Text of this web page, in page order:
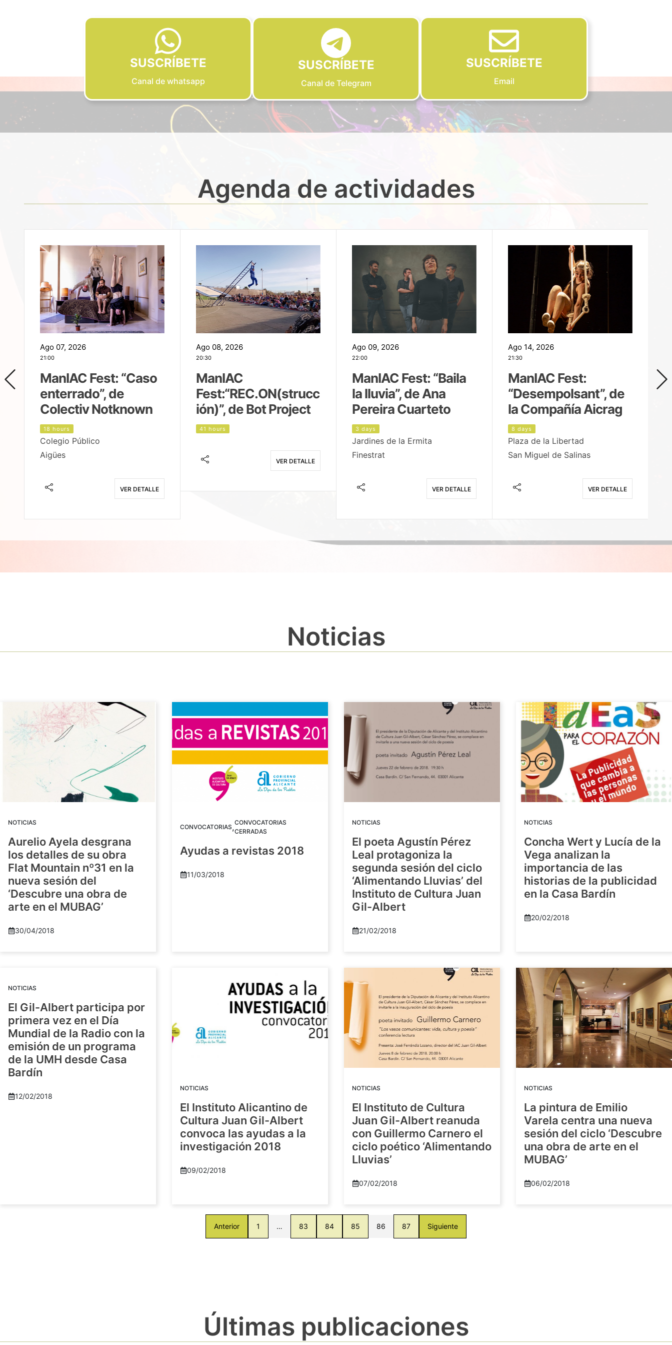
SUSCRÍBETE
Canal de whatsapp
SUSCRÍBETE
Canal de Telegram
SUSCRÍBETE
Email
Agenda de actividades
Ago 07, 2026
21:00
ManIAC Fest: “Caso
enterrado”, de
Colectiv Notknown
18 hours
Colegio Público
Aigües
VER DETALLE
Ago 08, 2026
20:30
ManIAC
Fest:“REC.ON(strucc
ión)”, de Bot Project
41 hours
VER DETALLE
Ago 09, 2026
22:00
ManIAC Fest: “Baila
la lluvia”, de Ana
Pereira Cuarteto
3 days
Jardines de la Ermita
Finestrat
VER DETALLE
Ago 14, 2026
21:30
ManIAC Fest:
“Desempolsant”, de
la Compañía Aicrag
8 days
Plaza de la Libertad
San Miguel de Salinas
VER DETALLE
Noticias
NOTICIAS
Aurelio Ayela desgrana
los detalles de su obra
Flat Mountain nº31 en la
nueva sesión del
‘Descubre una obra de
arte en el MUBAG’
30/04/2018
CONVOCATORIAS,CONVOCATORIAS
CERRADAS
Ayudas a revistas 2018
11/03/2018
NOTICIAS
El poeta Agustín Pérez
Leal protagoniza la
segunda sesión del ciclo
‘Alimentando Lluvias’ del
Instituto de Cultura Juan
Gil-Albert
21/02/2018
NOTICIAS
Concha Wert y Lucía de la
Vega analizan la
importancia de las
historias de la publicidad
en la Casa Bardín
20/02/2018
NOTICIAS
El Gil-Albert participa por
primera vez en el Día
Mundial de la Radio con la
emisión de un programa
de la UMH desde Casa
Bardín
12/02/2018
NOTICIAS
El Instituto Alicantino de
Cultura Juan Gil-Albert
convoca las ayudas a la
investigación 2018
09/02/2018
NOTICIAS
El Instituto de Cultura
Juan Gil-Albert reanuda
con Guillermo Carnero el
ciclo poético ‘Alimentando
Lluvias’
07/02/2018
NOTICIAS
La pintura de Emilio
Varela centra una nueva
sesión del ciclo ‘Descubre
una obra de arte en el
MUBAG’
06/02/2018
Anterior 1 … 83 84 85 86 87 Siguiente
Últimas publicaciones